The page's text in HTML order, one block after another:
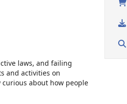
laws, and failing
and activities on
about how people